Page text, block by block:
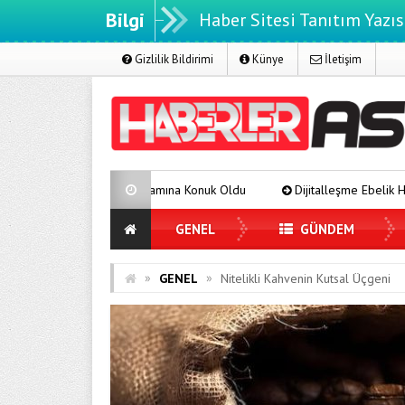
Bilgi Haber Sitesi Tanıtım
Gizlilik Bildirimi Künye İletişim
Konuk Oldu Dijitalleşme Ebelik Hizmetlerini
GENEL GÜNDEM
» GENEL » Nitelikli Kahvenin Kutsal Üçgeni